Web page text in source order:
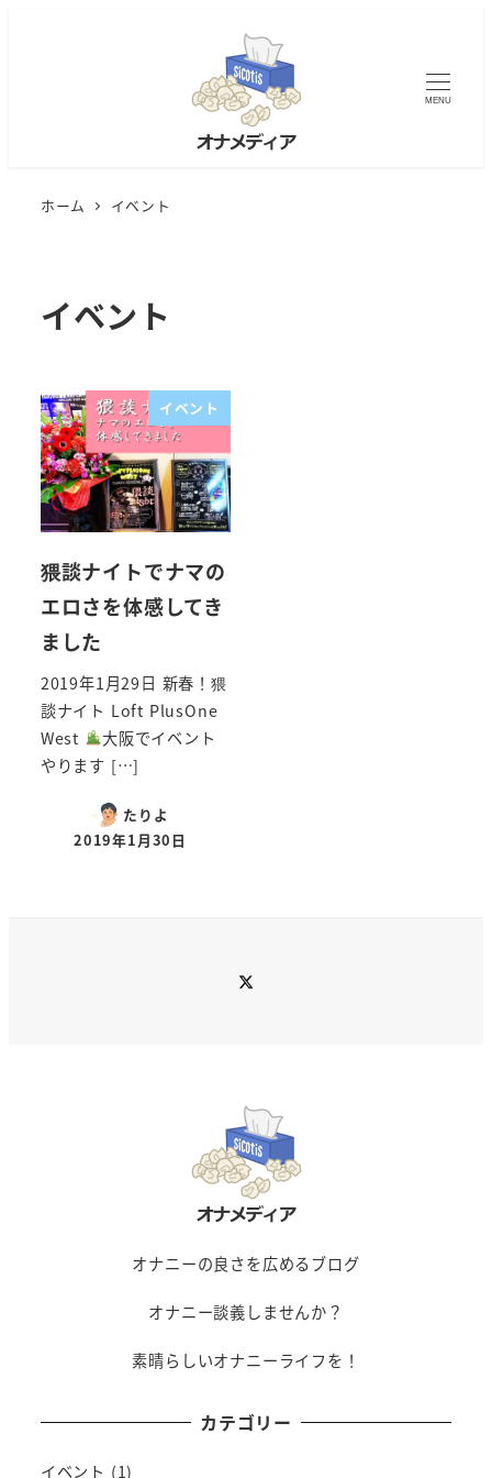
MENU
ホーム イベント
イベント
イベント
猥談ナイトでナマの
エロさを体感してき
ました
2019年1月29日 新春！猥
談ナイト Loft PlusOne
West
大阪でイベント
やります […]
たりよ
2019年1月30日
オナニーの良さを広めるブログ
オナニー談義しませんか？
素晴らしいオナニーライフを！
カテゴリー
イベント (1)